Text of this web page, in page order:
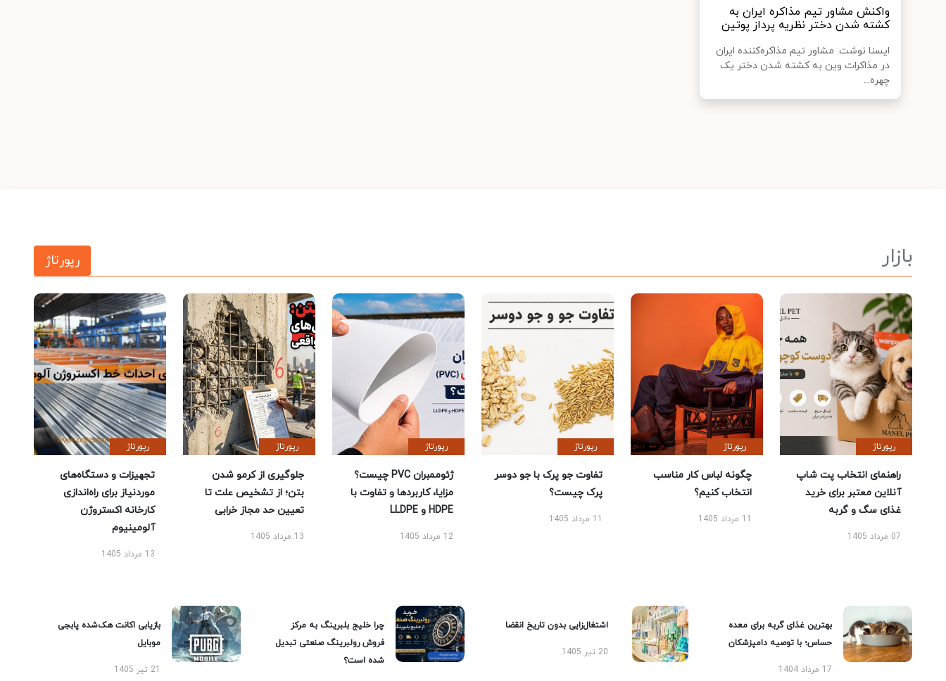
واکنش مشاور تیم مذاکره‌ ایران به
کشته شدن دختر نظریه پرداز پوتین
ایسنا نوشت: مشاور تیم مذاکره‌کننده ایران
در مذاکرات وین به کشته شدن دختر یک
چهره...
بازار رپورتاژ
رپورتاژ
راهنمای انتخاب پت شاپ
آنلاین معتبر برای خرید
غذای سگ و گربه
07 مرداد 1405
رپورتاژ
چگونه لباس کار مناسب
انتخاب کنیم؟
11 مرداد 1405
رپورتاژ
تفاوت جو پرک با جو دوسر
پرک چیست؟
11 مرداد 1405
رپورتاژ
ژئوممبران PVC چیست؟
مزایا، کاربردها و تفاوت با
HDPE و LLDPE
12 مرداد 1405
رپورتاژ
جلوگیری از کرمو شدن
بتن؛ از تشخیص علت تا
تعیین حد مجاز خرابی
13 مرداد 1405
رپورتاژ
تجهیزات و دستگاه‌های
موردنیاز برای راه‌اندازی
کارخانه اکستروژن
آلومینیوم
13 مرداد 1405
بهترین غذای گربه برای معده
حساس؛ با توصیه دامپزشکان
17 مرداد 1404
اشتغال‌زایی بدون تاریخ انقضا
20 تیر 1405
چرا خلیج بلبرینگ به مرکز
فروش رولبرینگ صنعتی تبدیل
شده است؟
بازیابی اکانت هک‌شده پابجی
موبایل
21 تیر 1405